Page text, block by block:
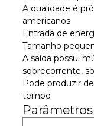
A qualidade é
americanos
Entrada de
Tamanho
A saída possui
sobrecorrente,
Pode produzir
tempo